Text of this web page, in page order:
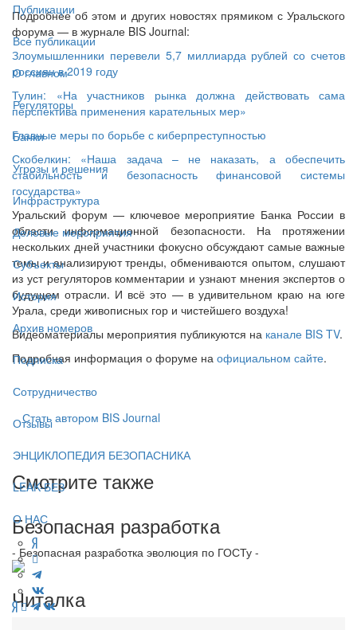
Публикации
Все публикации
О главном
Регуляторы
Банки
Угрозы и решения
Инфраструктура
Деловые мероприятия
Субъекты
История
Архив номеров
Подписка
Сотрудничество
Отзывы
ЭНЦИКЛОПЕДИЯ БЕЗОПАСНИКА
LEAK-БЕЗ
О НАС
Подробнее об этом и других новостях прямиком с Уральского
форума — в журнале BIS Journal:
Злоумышленники перевели 5,7 миллиарда рублей со счетов
россиян в 2019 году
Тулин: «На участников рынка должна действовать сама
перспектива применения карательных мер»
Главные меры по борьбе с киберпреступностью
Скобелкин: «Наша задача – не наказать, а обеспечить
стабильность и безопасность финансовой системы
государства»
Уральский форум — ключевое мероприятие Банка России в
области информационной безопасности. На протяжении
нескольких дней участники фокусно обсуждают самые важные
темы и анализируют тренды, обмениваются опытом, слушают
из уст регуляторов комментарии и узнают мнения экспертов о
будущем отрасли. И всё это — в удивительном краю на юге
Урала, среди живописных гор и чистейшего воздуха!
Видеоматериалы мероприятия публикуются на канале BIS TV.
Подробная информация о форуме на официальном сайте.
Стать автором BIS Journal
Смотрите также
Безопасная разработка
- Безопасная разработка эволюция по ГОСТу -
Читалка